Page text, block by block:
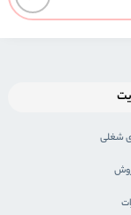
شغلی